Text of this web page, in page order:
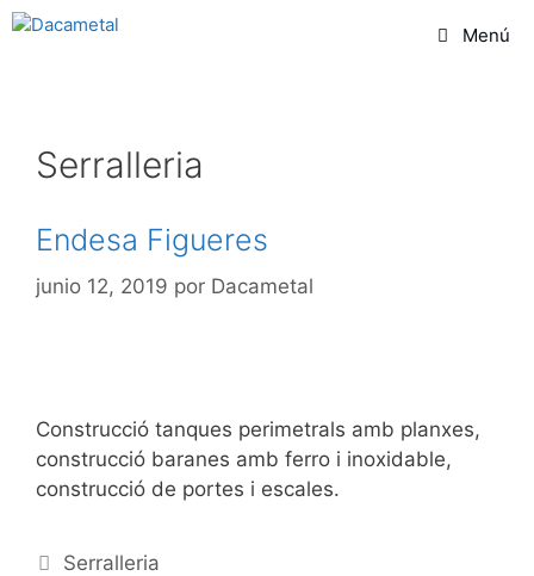
Menú
Serralleria
Endesa Figueres
junio 12, 2019 por Dacametal
Construcció tanques perimetrals amb planxes,
construcció baranes amb ferro i inoxidable,
construcció de portes i escales.
Serralleria